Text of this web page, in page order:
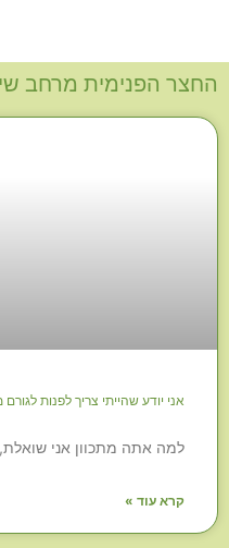
החצר הפנימית מרחב
אני יודע שהייתי צריך לפנות
למה אתה מתכוון אני שואלת,
קרא עוד »